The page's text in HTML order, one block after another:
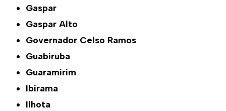
Gaspar
Gaspar Alto
Governador Celso Ramos
Guabiruba
Guaramirim
Ibirama
Ilhota